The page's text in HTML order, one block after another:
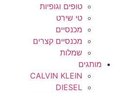
טופים וגופיות
טי שירט
מכנסיים
מכנסיים קצרים
שמלות
מותגים
CALVIN KLEIN
DIESEL